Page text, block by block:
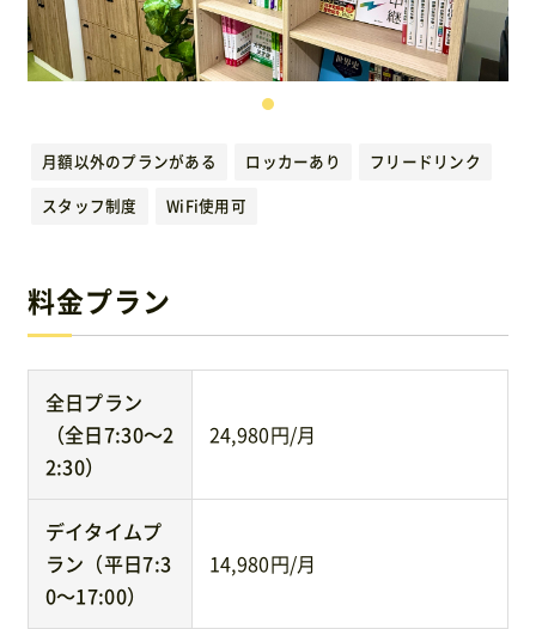
広告掲載について
運営元
お問い合わせ
月額以外のプランがある ロッカーあり
フリードリンク
スタッフ制度
WiFi使用可
料金プラン
全日プラン
（全日7:30〜2
2:30）
24,980円/月
デイタイムプ
ラン（平日7:3
0〜17:00）
14,980円/月